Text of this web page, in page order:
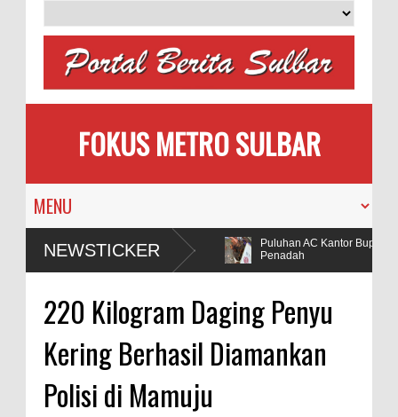
FOKUS METRO SULBAR
NEWSTICKER
MAPIA Ajak Calon Pengantin
Tanam Pohon
Puluhan AC Kantor Bupati
Penadah
220 Kilogram Daging Penyu
Kering Berhasil Diamankan
Polisi di Mamuju